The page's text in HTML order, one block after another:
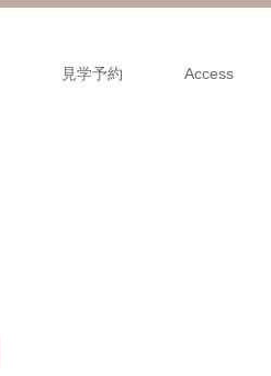
見学予約 Access